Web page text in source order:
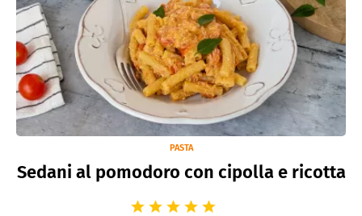
PASTA
Sedani al pomodoro con cipolla e ricotta